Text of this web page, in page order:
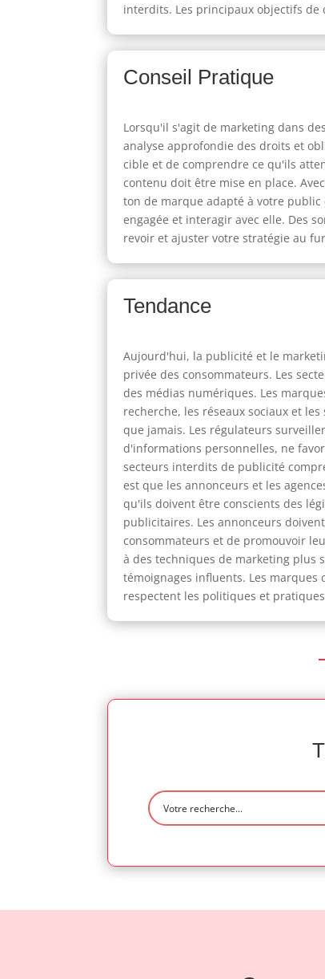
interdits. Les principaux objectifs de
Conseil Pratique
Lorsqu'il s'agit de marketing dans
analyse approfondie des droits et
cible et de comprendre ce qu'ils
contenu doit être mise en place.
ton de marque adapté à votre
engagée et interagir avec elle. Des
revoir et ajuster votre stratégie au
Tendance
Aujourd'hui, la publicité et le
privée des consommateurs. Les
des médias numériques. Les
recherche, les réseaux sociaux et
que jamais. Les régulateurs
d'informations personnelles, ne
secteurs interdits de publicité
est que les annonceurs et les
qu'ils doivent être conscients des
publicitaires. Les annonceurs
consommateurs et de promouvoir
à des techniques de marketing
témoignages influents. Les
respectent les politiques et